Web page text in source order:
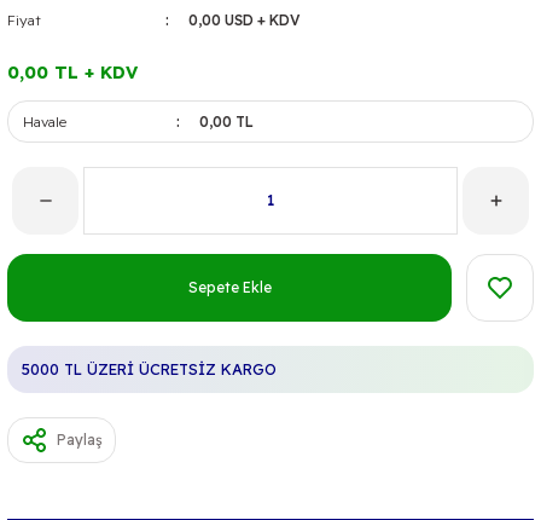
Fiyat
0,00 USD + KDV
0,00 TL + KDV
Havale 0,00 TL
Sepete Ekle
5000 TL ÜZERİ ÜCRETSİZ KARGO
Paylaş